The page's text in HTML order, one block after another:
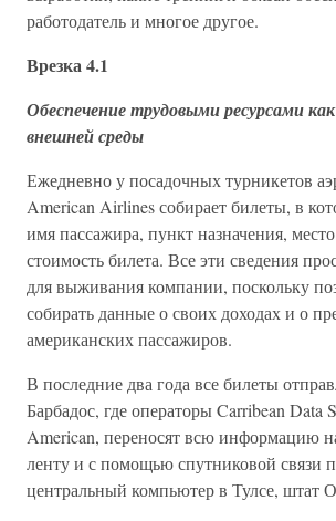
работодатель и многое другое.
Врезка 4.1
Обеспечение трудовыми ресурсами
внешней среды
Ежедневно у посадочных турникетов
American Airlines собирает билеты, в
имя пассажира, пункт назначения,
стоимость билета. Все эти сведения
для выживания компании, поскольку
собирать данные о своих доходах и о
американских пассажиров.
В последние два года все билеты
Барбадос, где операторы Carribean Data
American, переносят всю информацию
ленту и с помощью спутниковой связи
центральный компьютер в Тулсе, штат